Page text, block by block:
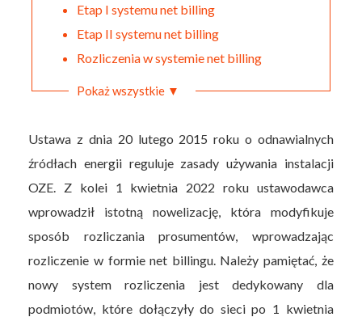
Etap I systemu net billing
Etap II systemu net billing
Rozliczenia w systemie net billing
Pokaż wszystkie ▼
Ustawa z dnia 20 lutego 2015 roku o odnawialnych
źródłach energii reguluje zasady używania instalacji
OZE. Z kolei 1 kwietnia 2022 roku ustawodawca
wprowadził istotną nowelizację, która modyfikuje
sposób rozliczania prosumentów, wprowadzając
rozliczenie w formie net billingu. Należy pamiętać, że
nowy system rozliczenia jest dedykowany dla
podmiotów, które dołączyły do sieci po 1 kwietnia